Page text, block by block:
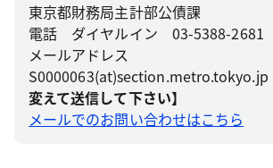
東京都財務局主計部公債課
電話 ダイヤルイン 03-5388-2681
メールアドレス
S0000063(at)section.metro.tokyo.jp
変えて送信して下さい】
メールでのお問い合わせはこちら